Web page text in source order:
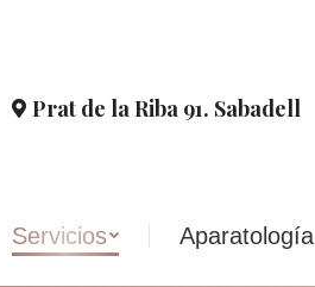
Prat de la Riba 91. Sabadell
Servicios Aparatología